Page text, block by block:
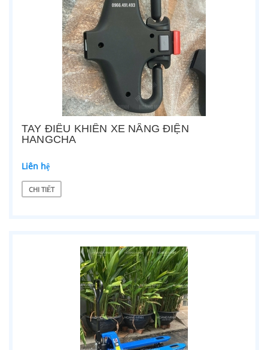
TAY ĐIỀU KHIỂN XE NÂNG ĐIỆN
HANGCHA
Liên hệ
CHI TIẾT